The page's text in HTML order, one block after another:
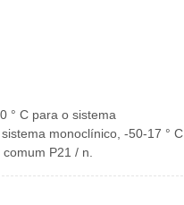
° C para o sistema
monoclínico, -50-17 ° C
P21 / n.